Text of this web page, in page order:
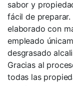
sabor y
fácil de
elaborado con
empleado
desgrasado
Gracias al
todas las